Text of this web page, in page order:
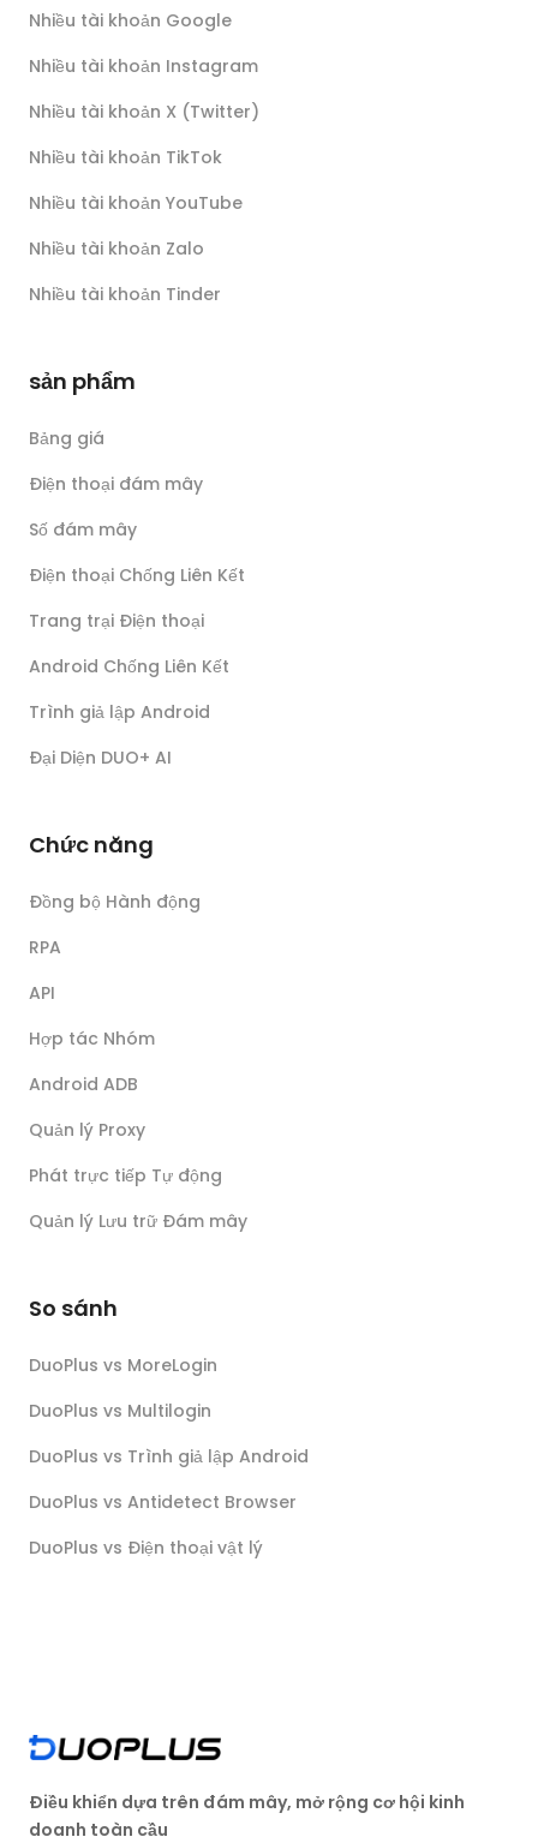
Nhiều tài khoản Google
Nhiều tài khoản Instagram
Nhiều tài khoản X (Twitter)
Nhiều tài khoản TikTok
Nhiều tài khoản YouTube
Nhiều tài khoản Zalo
Nhiều tài khoản Tinder
sản phẩm
Bảng giá
Điện thoại đám mây
Số đám mây
Điện thoại Chống Liên Kết
Trang trại Điện thoại
Android Chống Liên Kết
Trình giả lập Android
Đại Diện DUO+ AI
Chức năng
Đồng bộ Hành động
RPA
API
Hợp tác Nhóm
Android ADB
Quản lý Proxy
Phát trực tiếp Tự động
Quản lý Lưu trữ Đám mây
So sánh
DuoPlus vs MoreLogin
DuoPlus vs Multilogin
DuoPlus vs Trình giả lập Android
DuoPlus vs Antidetect Browser
DuoPlus vs Điện thoại vật lý
Điều khiển dựa trên đám mây, mở rộng cơ hội kinh
doanh toàn cầu